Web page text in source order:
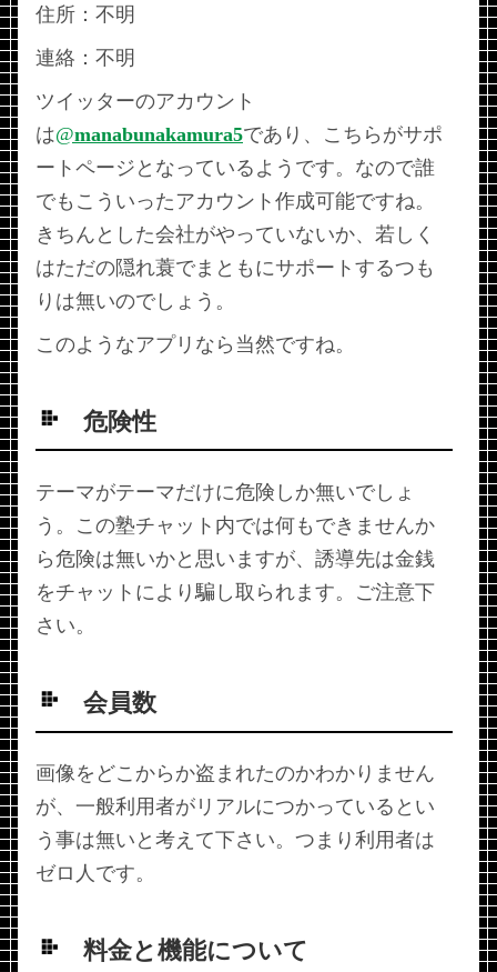
住所：不明
連絡：不明
ツイッターのアカウント
は@manabunakamura5であり、こちらがサポ
ートページとなっているようです。なので誰
でもこういったアカウント作成可能ですね。
きちんとした会社がやっていないか、若しく
はただの隠れ蓑でまともにサポートするつも
りは無いのでしょう。
このようなアプリなら当然ですね。
危険性
テーマがテーマだけに危険しか無いでしょ
う。この塾チャット内では何もできませんか
ら危険は無いかと思いますが、誘導先は金銭
をチャットにより騙し取られます。ご注意下
さい。
会員数
画像をどこからか盗まれたのかわかりません
が、一般利用者がリアルにつかっているとい
う事は無いと考えて下さい。つまり利用者は
ゼロ人です。
料金と機能について